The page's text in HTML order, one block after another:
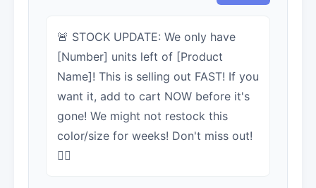
🚨 STOCK UPDATE: We only have
[Number] units left of [Product
Name]! This is selling out FAST! If you
want it, add to cart NOW before it's
gone! We might not restock this
color/size for weeks! Don't miss out!
🏃‍♀️